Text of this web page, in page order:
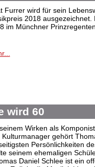
Furrer wird für sein
2018
im Münchner
wird 60
Wirken als
Kulturmanager gehört
Persönlichkeiten
seinem ehemaligen
Daniel Schlee ist ein